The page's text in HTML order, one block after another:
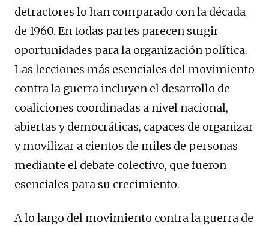
detractores lo han comparado con la década
de 1960. En todas partes parecen surgir
oportunidades para la organización política.
Las lecciones más esenciales del movimiento
contra la guerra incluyen el desarrollo de
coaliciones coordinadas a nivel nacional,
abiertas y democráticas, capaces de organizar
y movilizar a cientos de miles de personas
mediante el debate colectivo, que fueron
esenciales para su crecimiento.
A lo largo del movimiento contra la guerra de